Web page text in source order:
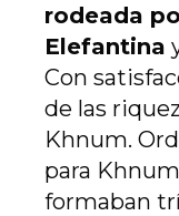
rodeada
Elefantina
Con
de las
Khnum.
para
formaban